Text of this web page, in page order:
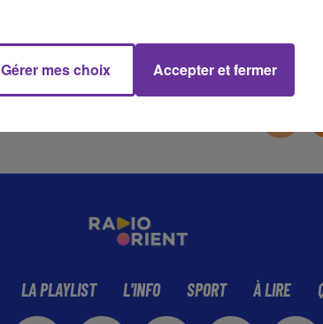
LA PLAYLIST L'INFO SPORT À LIRE
Gérer mes choix Accepter et fermer